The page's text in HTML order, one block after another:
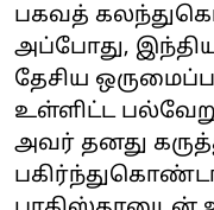
பகவத்
அப்போது,
தேசிய
உள்ளிட்ட
அவர் தனது